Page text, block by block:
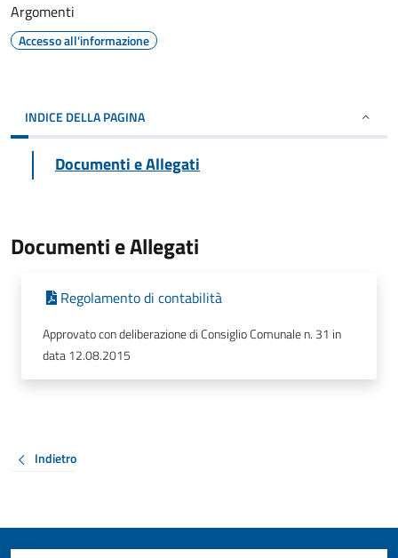
Argomenti
Accesso all'informazione
INDICE DELLA PAGINA
Documenti e Allegati
Documenti e Allegati
Regolamento di contabilità
Approvato con deliberazione di Consiglio Comunale n. 31 in
data 12.08.2015
Indietro